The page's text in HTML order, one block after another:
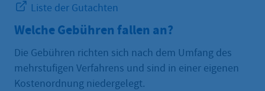
Liste der Gutachten
Welche Gebühren fallen an?
Die Gebühren richten sich nach dem Umfang des
mehrstufigen Verfahrens und sind in einer eigenen
Kostenordnung niedergelegt.